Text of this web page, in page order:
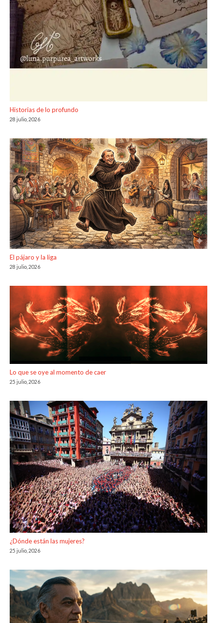
Historias de lo profundo
28 julio, 2026
El pájaro y la liga
28 julio, 2026
Lo que se oye al momento de caer
25 julio, 2026
¿Dónde están las mujeres?
25 julio, 2026